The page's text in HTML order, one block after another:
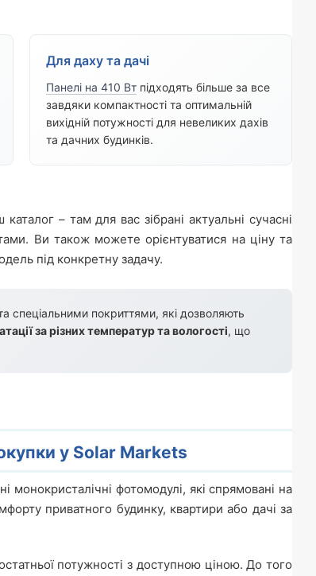
Для даху та дачі
Панелі на 410 Втпідходять більше за все
завдяки компактності та оптимальній
вихідній потужності для невеликих дахів
та дачних будинків.
– там для вас зібрані актуальні сучасні
Ви також можете орієнтуватися на ціну та
під конкретну задачу.
спеціальними покриттями, які дозволяють
за різних температур та вологості, що
у Solar Markets
монокристалічні фотомодулі, які спрямовані на
приватного будинку, квартири або дачі за
потужності з доступною ціною. До того